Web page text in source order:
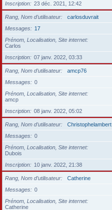
Inscription
23 déc. 2021, 12:42
Rang, Nom d’utilisateur
carlosduvrait
Messages
17
Prénom, Localisation, Site internet
Carlos
Inscription
07 janv. 2022, 03:33
Rang, Nom d’utilisateur
amcp76
Messages
0
Prénom, Localisation, Site internet
amcp
Inscription
08 janv. 2022, 05:02
Rang, Nom d’utilisateur
Christophelambert
Messages
0
Prénom, Localisation, Site internet
Dubois
Inscription
10 janv. 2022, 21:38
Rang, Nom d’utilisateur
Catherine
Messages
0
Prénom, Localisation, Site internet
Catherine